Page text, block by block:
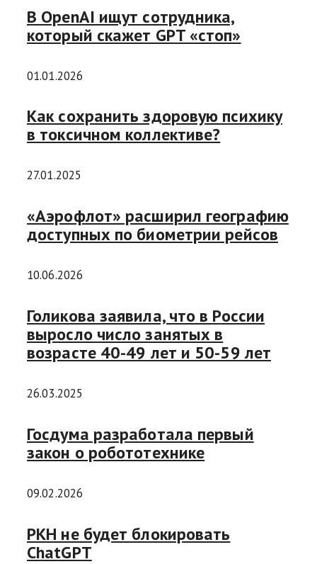
В OpenAI ищут сотрудника,
который скажет GPT «стоп»
01.01.2026
Как сохранить здоровую психику
в токсичном коллективе?
27.01.2025
«Аэрофлот» расширил географию
доступных по биометрии рейсов
10.06.2026
Голикова заявила, что в России
выросло число занятых в
возрасте 40-49 лет и 50-59 лет
26.03.2025
Госдума разработала первый
закон о робототехнике
09.02.2026
РКН не будет блокировать
ChatGPT